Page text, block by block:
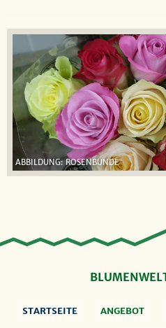
ABBILDUNG: ROSENBUNDE
STARTSEITE ANGEBOT